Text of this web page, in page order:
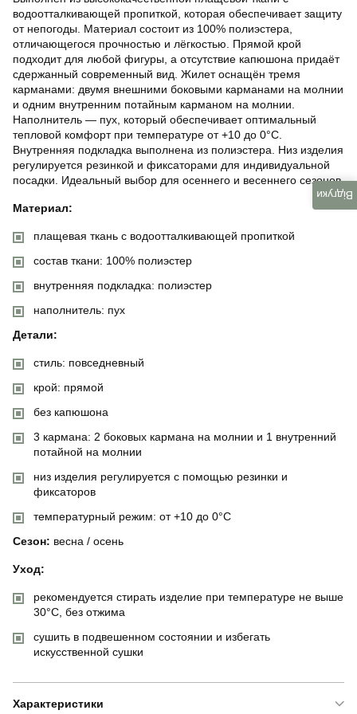
водоотталкивающей пропиткой, которая обеспечивает защиту
от непогоды. Материал состоит из 100% полиэстера,
отличающегося прочностью и лёгкостью. Прямой крой
подходит для любой фигуры, а отсутствие капюшона придаёт
сдержанный современный вид. Жилет оснащён тремя
карманами: двумя внешними боковыми карманами на молнии
и одним внутренним потайным карманом на молнии.
Наполнитель — пух, который обеспечивает оптимальный
тепловой комфорт при температуре от +10 до 0°C.
Внутренняя подкладка выполнена из полиэстера. Низ изделия
регулируется резинкой и фиксаторами для индивидуальной
посадки. Идеальный выбор для осеннего и весеннего сезонов.
Материал:
плащевая ткань с водоотталкивающей пропиткой
состав ткани: 100% полиэстер
внутренняя подкладка: полиэстер
наполнитель: пух
Детали:
стиль: повседневный
крой: прямой
без капюшона
3 кармана: 2 боковых кармана на молнии и 1 внутренний
потайной на молнии
низ изделия регулируется с помощью резинки и
фиксаторов
температурный режим: от +10 до 0°C
Сезон: весна / осень
Уход:
рекомендуется стирать изделие при температуре не выше
30°C, без отжима
сушить в подвешенном состоянии и избегать
искусственной сушки
Характеристики
Відгуки